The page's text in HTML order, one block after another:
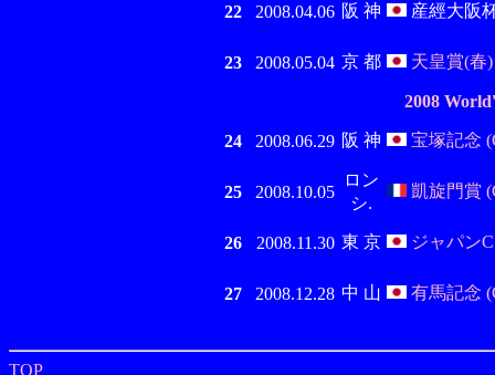
22 2008.04.06 阪 神 産經大阪
23 2008.05.04 京 都 天皇賞(春
2008
24 2008.06.29 阪 神 宝塚記念
25 2008.10.05
ロン
シ.
凱旋門賞
26 2008.11.30 東 京 ジャパン
27 2008.12.28 中 山 有馬記念
TOP